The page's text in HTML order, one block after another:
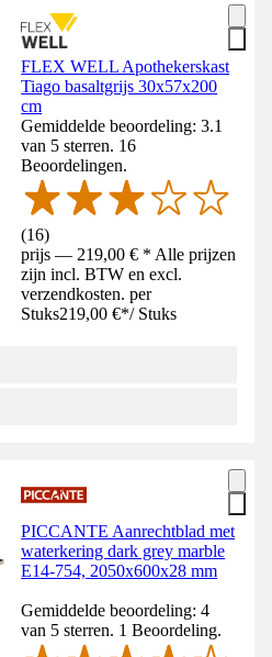
FLEX WELL Apothekerskast
Tiago basaltgrijs 30x57x200
cm
Gemiddelde beoordeling: 3.1
van 5 sterren. 16
Beoordelingen.
(16)
prijs — 219,00 € * Alle prijzen
zijn incl. BTW en excl.
verzendkosten. per
Stuks219,00 €*/ Stuks
PICCANTE Aanrechtblad met
waterkering dark grey marble
E14-754, 2050x600x28 mm
Gemiddelde beoordeling: 4
van 5 sterren. 1 Beoordeling.